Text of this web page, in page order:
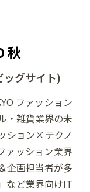
秋
グサイト)
ファッション
・雑貨業界の未
ション×テクノ
ァッション業界
企画担当者が多
など業界向けIT